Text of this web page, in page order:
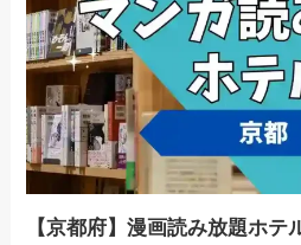
【京都府】漫画読み放題ホテ